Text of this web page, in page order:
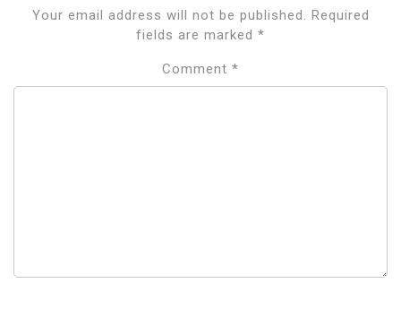
Your email address will not be published.
Required
fields are marked *
Comment *